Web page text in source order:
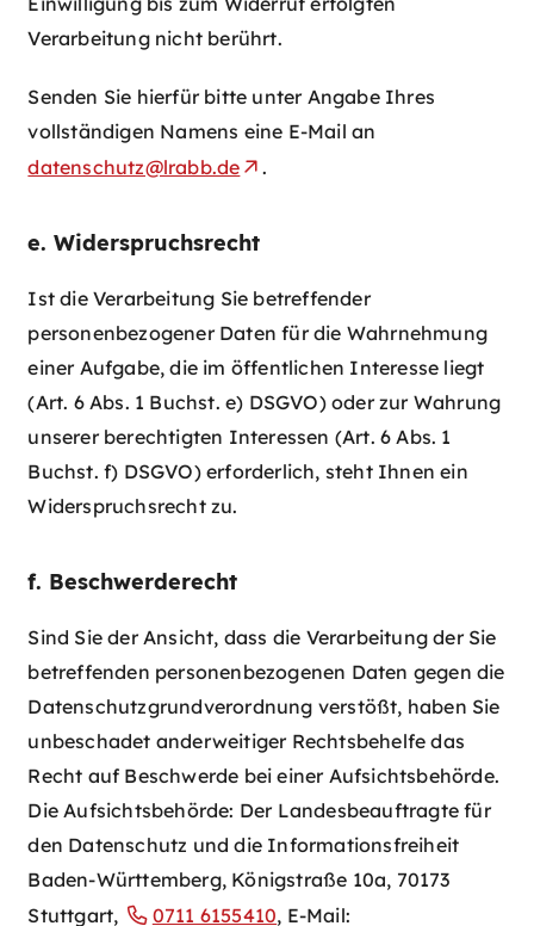
Verarbeitung nicht berührt.
Senden Sie hierfür bitte unter Angabe Ihres
vollständigen Namens eine E-Mail an
datenschutz@lrabb.de
.
e. Widerspruchsrecht
Ist die Verarbeitung Sie betreffender
personenbezogener Daten für die Wahrnehmung
einer Aufgabe, die im öffentlichen Interesse liegt
(Art. 6 Abs. 1 Buchst. e) DSGVO) oder zur Wahrung
unserer berechtigten Interessen (Art. 6 Abs. 1
Buchst. f) DSGVO) erforderlich, steht Ihnen ein
Widerspruchsrecht zu.
f. Beschwerderecht
Sind Sie der Ansicht, dass die Verarbeitung der Sie
betreffenden personenbezogenen Daten gegen die
Datenschutzgrundverordnung verstößt, haben Sie
unbeschadet anderweitiger Rechtsbehelfe das
Recht auf Beschwerde bei einer Aufsichtsbehörde.
Die Aufsichtsbehörde: Der Landesbeauftragte für
den Datenschutz und die Informationsfreiheit
Baden-Württemberg, Königstraße 10a, 70173
Stuttgart,
0711 6155410, E-Mail: